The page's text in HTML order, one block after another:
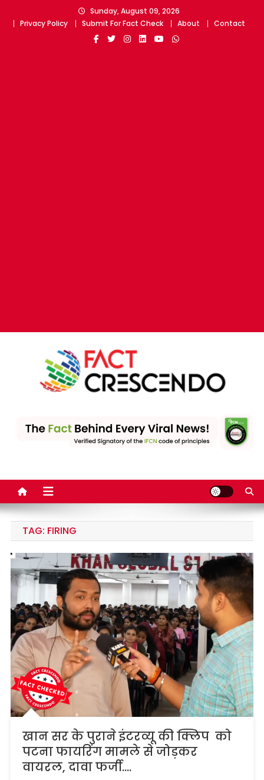
Sunday, August 09, 2026
Privacy Policy
Submit For Fact Check About Contact
leading fact-checking
TAG: FIRING
खान सर के पुराने इंटरव्यू की क्लिप को
पटना फायरिंग मामले से जोड़कर
वायरल, दावा फर्जी….